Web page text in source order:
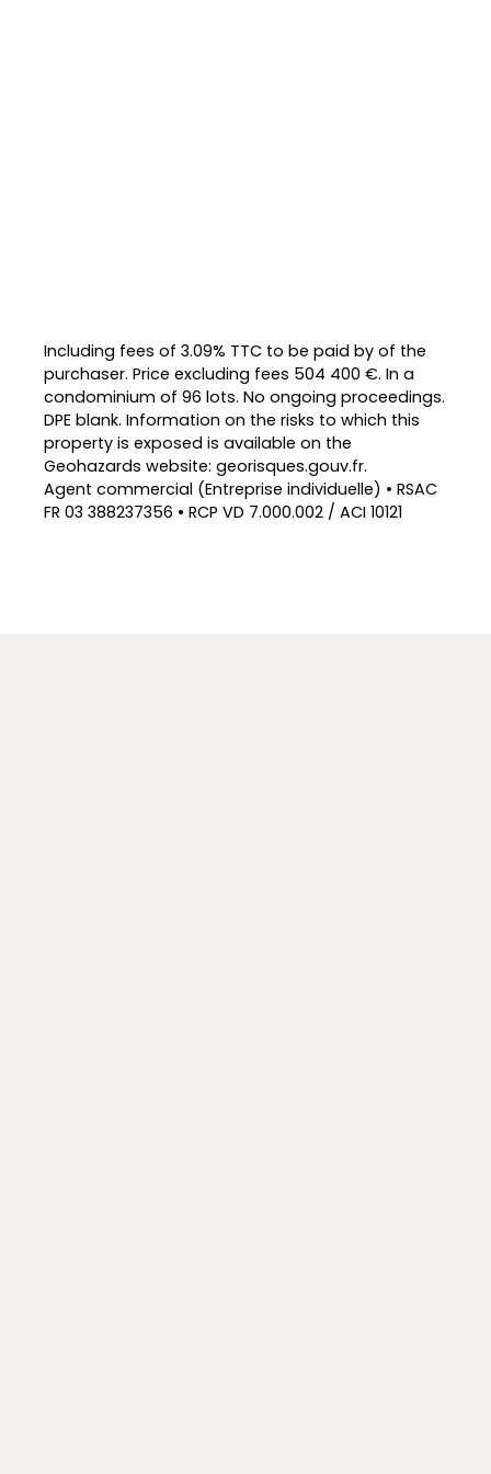
Including fees of 3.09% TTC to be paid by of the
purchaser. Price excluding fees 504 400 €. In a
condominium of 96 lots. No ongoing proceedings.
DPE blank. Information on the risks to which this
property is exposed is available on the
Geohazards website: georisques.gouv.fr.
Agent commercial (Entreprise individuelle) • RSAC
FR 03 388237356 • RCP VD 7.000.002 / ACI 10121